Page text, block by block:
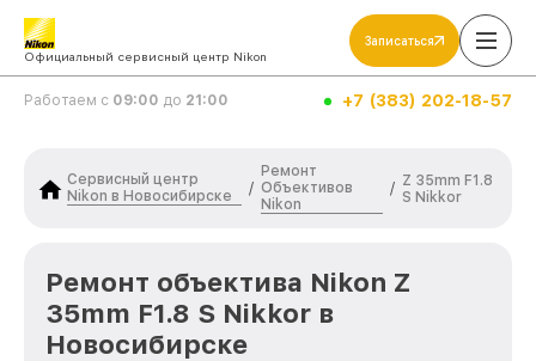
Официальный сервисный центр Nikon
Записаться
Работаем с 09:00 до 21:00 +7 (383) 202-18-57
Сервисный центр
Nikon в Новосибирске
/
Ремонт
Объективов
Nikon
/ Z 35mm F1.8
S Nikkor
Ремонт объектива Nikon Z
35mm F1.8 S Nikkor в
Новосибирске